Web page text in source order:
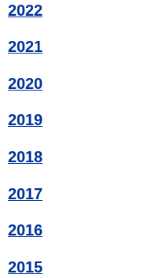
2022
2021
2020
2019
2018
2017
2016
2015